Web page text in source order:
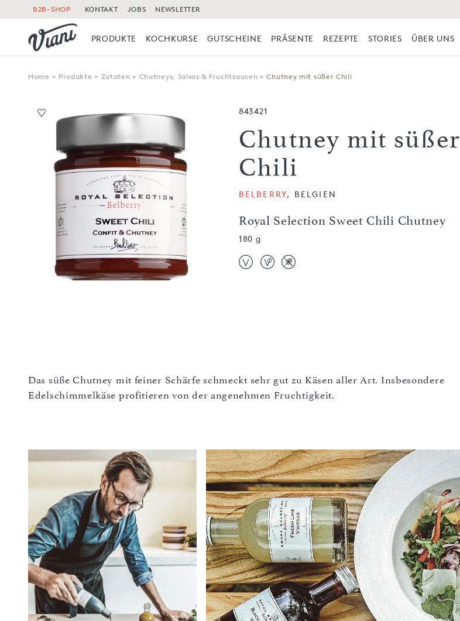
B2B-SHOP KONTAKT JOBS NEWSLETTER
PRODUKTE KOCHKURSE GUTSCHEINE PRÄSENTE REZEPTE STORIES ÜBER UNS
Home > Produkte > Zutaten > Chutneys, Salsas & Fruchtsaucen >Chutney mit süßer Chili
843421
Chutney mit süßer
Chili
Royal Selection Sweet Chili Chutney
BELBERRY, BELGIEN
180 g
Das süße Chutney mit feiner Schärfe schmeckt sehr gut zu Käsen aller Art. Insbesondere
Edelschimmelkäse profitieren von der angenehmen Fruchtigkeit.